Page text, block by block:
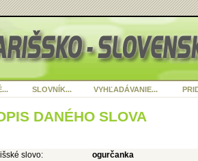
SLOVNÍK... VYHĽADÁVANIE...
DANÉHO SLOVA
slovo:
ogurčanka